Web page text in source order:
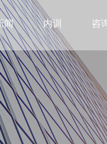
闻 内训 咨